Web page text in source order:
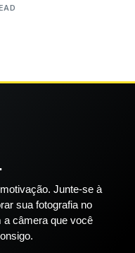
Junte-se à
sua fotografia no
a câmera que você